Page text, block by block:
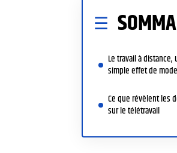
Le travail à
simple effet de
Ce que révèlent les
sur le télétravail